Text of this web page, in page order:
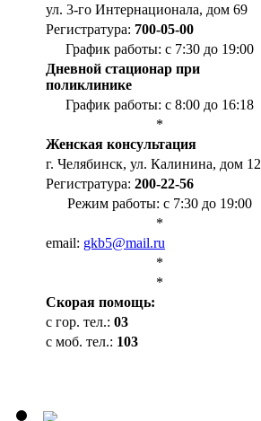
ул. 3-го Интернационала, дом 69
Регистратура: 700-05-00
График работы: с 7:30 до 19:00
Дневной стационар при
поликлинике
График работы: с 8:00 до 16:18
*
Женская консультация
г. Челябинск, ул. Калинина, дом 12
Регистратура: 200-22-56
Режим работы: с 7:30 до 19:00
*
email: gkb5@mail.ru
*
*
Cкорая помощь:
с гор. тел.: 03
с моб. тел.: 103